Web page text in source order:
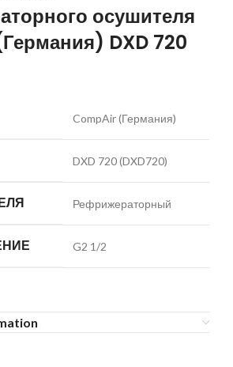
осушителя
DXD 720
CompAir (Германия)
DXD 720 (DXD720)
Рефрижераторный
G2 1/2